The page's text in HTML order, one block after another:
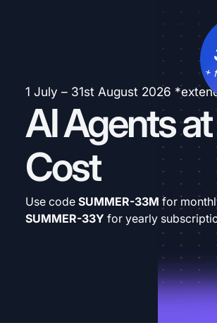
1 July – 31st August 2026
AI Agents
Cost
+
Use code SUMMER-33M for
SUMMER-33Y for yearly